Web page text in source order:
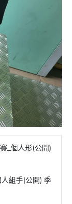
_個人形(公開)
組手(公開) 季